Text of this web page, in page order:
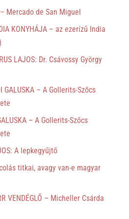
Mercado de San Miguel
KONYHÁJA – az ezerízű India
LAJOS: Dr. Csávossy György
GALUSKA – A Gollerits-Szőcs
– A Gollerits-Szőcs
A lepkegyűjtő
titkai, avagy van-e magyar
VENDÉGLŐ – Micheller Csárda